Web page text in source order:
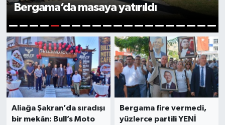
odağı olacak!
1 2 3 4 5 6 7 8 9 10 11121314151617181920
Aliağa Şakran’da sıradışı
bir mekân: Bull’s Moto
Bergama fire vermedi,
yüzlerce partili YENİ